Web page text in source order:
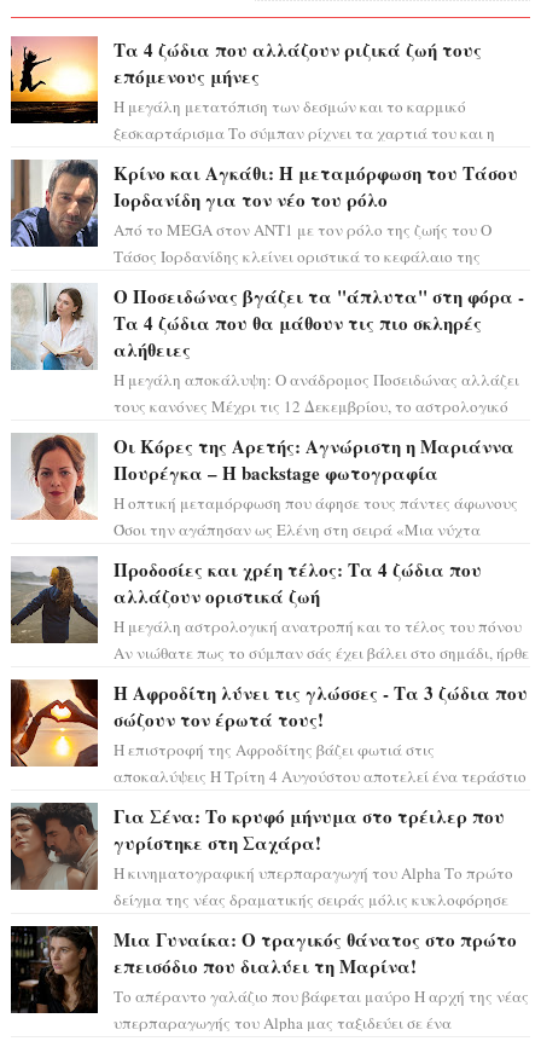
Τα 4 ζώδια που αλλάζουν ριζικά ζωή τους
επόμενους μήνες
Η μεγάλη μετατόπιση των δεσμών και το καρμικό
ξεσκαρτάρισμα Το σύμπαν ρίχνει τα χαρτιά του και η
Κρίνο και Αγκάθι: Η μεταμόρφωση του Τάσου
Ιορδανίδη για τον νέο του ρόλο
Από το MEGA στον ΑΝΤ1 με τον ρόλο της ζωής του Ο
Τάσος Ιορδανίδης κλείνει οριστικά το κεφάλαιο της
Ο Ποσειδώνας βγάζει τα "άπλυτα" στη φόρα -
Τα 4 ζώδια που θα μάθουν τις πιο σκληρές
αλήθειες
Η μεγάλη αποκάλυψη: Ο ανάδρομος Ποσειδώνας αλλάζει
τους κανόνες Μέχρι τις 12 Δεκεμβρίου, το αστρολογικό
Οι Κόρες της Αρετής: Αγνώριστη η Μαριάννα
Πουρέγκα – H backstage φωτογραφία
Η οπτική μεταμόρφωση που άφησε τους πάντες άφωνους
Όσοι την αγάπησαν ως Ελένη στη σειρά «Μια νύχτα
Προδοσίες και χρέη τέλος: Τα 4 ζώδια που
αλλάζουν οριστικά ζωή
Η μεγάλη αστρολογική ανατροπή και το τέλος του πόνου
Αν νιώθατε πως το σύμπαν σάς έχει βάλει στο σημάδι, ήρθε
Η Αφροδίτη λύνει τις γλώσσες - Τα 3 ζώδια που
σώζουν τον έρωτά τους!
Η επιστροφή της Αφροδίτης βάζει φωτιά στις
αποκαλύψεις Η Τρίτη 4 Αυγούστου αποτελεί ένα τεράστιο
Για Σένα: Το κρυφό μήνυμα στο τρέιλερ που
γυρίστηκε στη Σαχάρα!
Η κινηματογραφική υπερπαραγωγή του Alpha Το πρώτο
δείγμα της νέας δραματικής σειράς μόλις κυκλοφόρησε
Μια Γυναίκα: Ο τραγικός θάνατος στο πρώτο
επεισόδιο που διαλύει τη Μαρίνα!
Το απέραντο γαλάζιο που βάφεται μαύρο Η αρχή της νέας
υπερπαραγωγής του Alpha μας ταξιδεύει σε ένα